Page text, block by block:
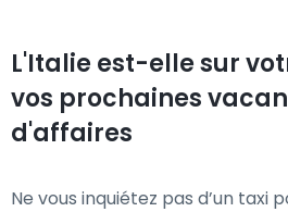
L'Italie est-elle sur
vos prochaines
d'affaires
Ne vous inquiétez pas d’un taxi